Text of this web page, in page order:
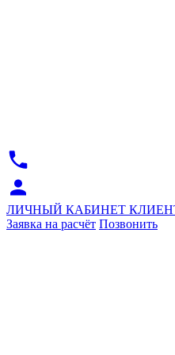
ЛИЧНЫЙ КАБИНЕТ
Заявка на расчёт Позвонить